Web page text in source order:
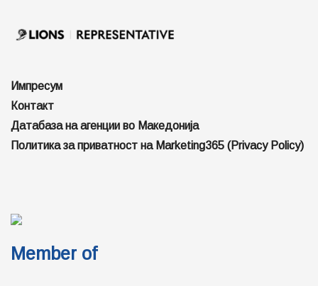
Импресум
Контакт
Датабаза на агенции во Македонија
Политика за приватност на Marketing365 (Privacy Policy)
Member of